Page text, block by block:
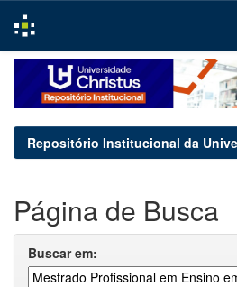
navigation
Repositório Institucional da
Página de Busca
Buscar em: